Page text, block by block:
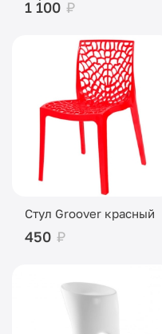
1 100 ₽
Стул Groover красный
450 ₽